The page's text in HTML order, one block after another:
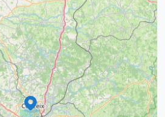
2
6
9
5
11
7